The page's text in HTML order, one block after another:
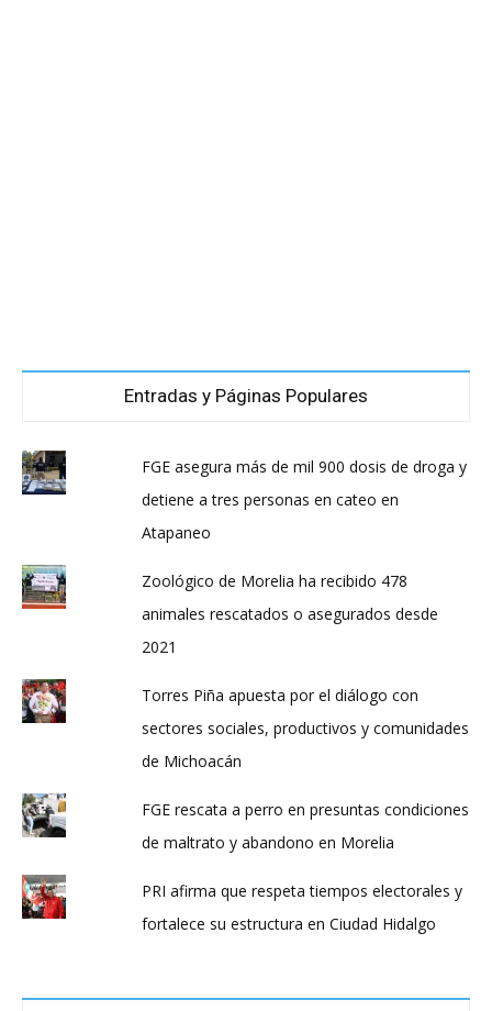
Entradas y Páginas Populares
FGE asegura más de mil 900 dosis de droga y
detiene a tres personas en cateo en
Atapaneo
Zoológico de Morelia ha recibido 478
animales rescatados o asegurados desde
2021
Torres Piña apuesta por el diálogo con
sectores sociales, productivos y comunidades
de Michoacán
FGE rescata a perro en presuntas condiciones
de maltrato y abandono en Morelia
PRI afirma que respeta tiempos electorales y
fortalece su estructura en Ciudad Hidalgo